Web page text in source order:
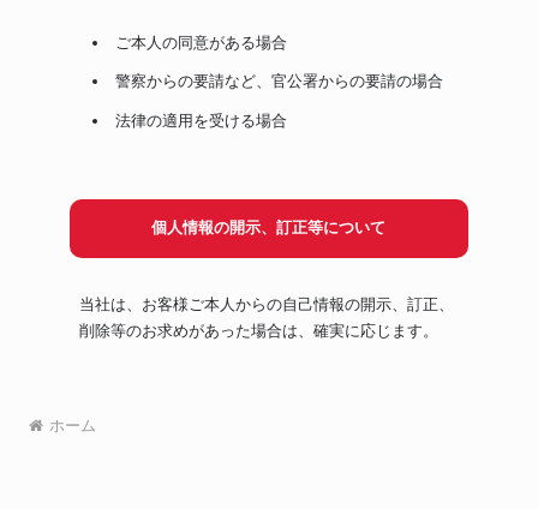
ご本人の同意がある場合
警察からの要請など、官公署からの要請の場合
法律の適用を受ける場合
個人情報の開示、訂正等について
当社は、お客様ご本人からの自己情報の開示、訂正、
削除等のお求めがあった場合は、確実に応じます。
ホーム